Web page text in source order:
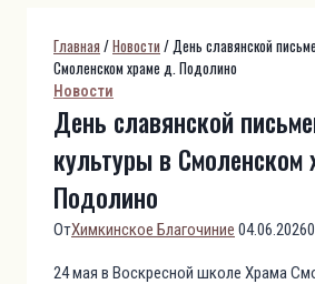
Главная /Новости / День славянской
Смоленском храме д. Подолино
Новости
День славянской
культуры в Смоленском
Подолино
ОтХимкинское Благочиние 04.06.2026
24 мая в Воскресной школе Храма